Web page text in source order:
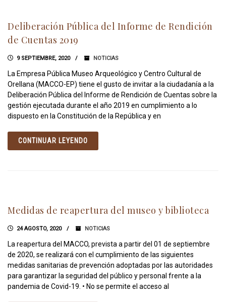
Deliberación Pública del Informe de Rendición
de Cuentas 2019
9 SEPTIEMBRE, 2020 NOTICIAS
La Empresa Pública Museo Arqueológico y Centro Cultural de
Orellana (MACCO-EP) tiene el gusto de invitar a la ciudadanía a la
Deliberación Pública del Informe de Rendición de Cuentas sobre la
gestión ejecutada durante el año 2019 en cumplimiento a lo
dispuesto en la Constitución de la República y en
CONTINUAR LEYENDO
Medidas de reapertura del museo y biblioteca
24 AGOSTO, 2020 NOTICIAS
La reapertura del MACCO, prevista a partir del 01 de septiembre
de 2020, se realizará con el cumplimiento de las siguientes
medidas sanitarias de prevención adoptadas por las autoridades
para garantizar la seguridad del público y personal frente a la
pandemia de Covid-19. • No se permite el acceso al